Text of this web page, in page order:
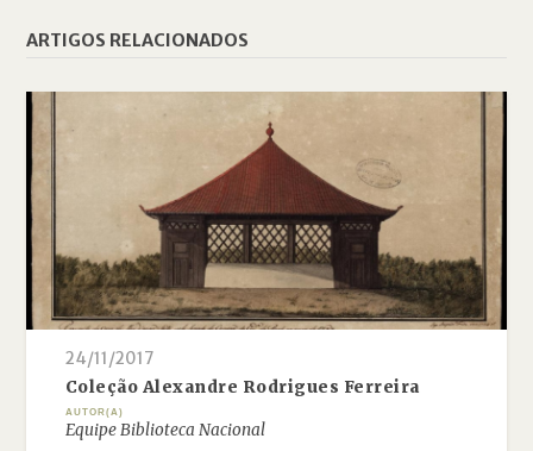
ARTIGOS RELACIONADOS
24/11/2017
Coleção Alexandre Rodrigues Ferreira
AUTOR(A)
Equipe Biblioteca Nacional